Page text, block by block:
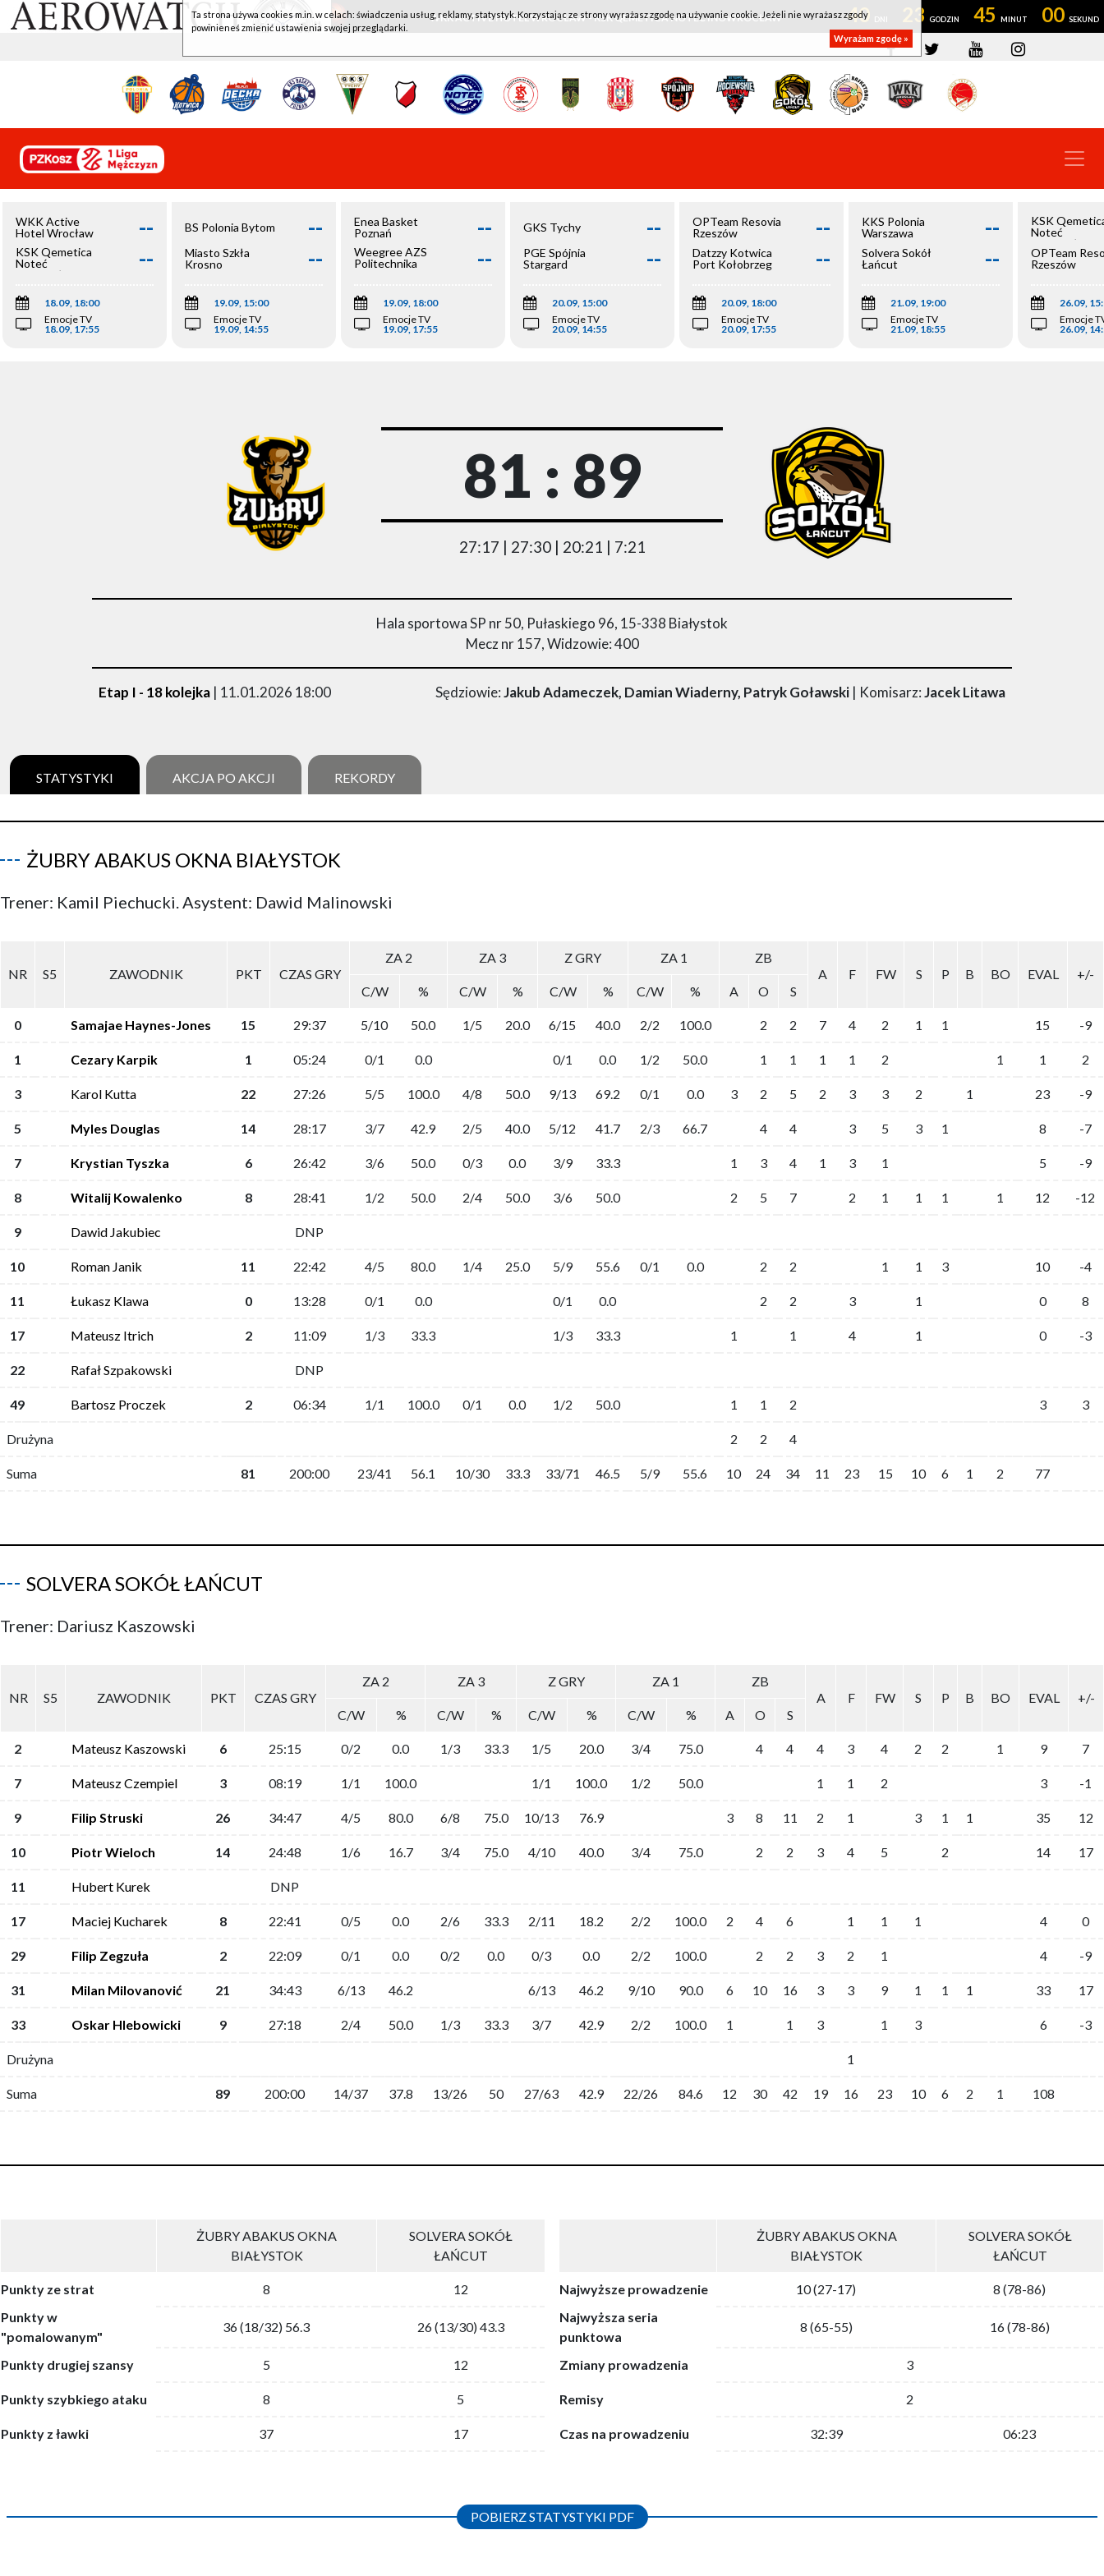
WKK ACTIVE HOTEL WROCŁAW - KSK QEMETICA NOTEĆ INOWROCŁAW 40 23 44 59
WKK Active
Hotel Wrocław
--
KSK Qemetica
Noteć
Inowrocław
--
18.09, 18:00
Emocje TV
18.09, 17:55
BS Polonia Bytom --
Miasto Szkła
Krosno
--
19.09, 15:00
Emocje TV
19.09, 14:55
Enea Basket
Poznań
--
Weegree AZS
Politechnika
--
19.09, 18:00
Emocje TV
19.09, 17:55
GKS Tychy --
PGE Spójnia
Stargard
--
20.09, 15:00
Emocje TV
20.09, 14:55
OPTeam Resovia
Rzeszów
--
Datzzy Kotwica
Port Kołobrzeg
--
20.09, 18:00
Emocje TV
20.09, 17:55
KKS Polonia
Warszawa
--
Solvera Sokół
Łańcut
--
21.09, 19:00
Emocje TV
21.09, 18:55
KSK
Noteć
Inowrocław
OPTeam
Rzeszów
26.09,
Emocje
26.09,
81 : 89
27:17 | 27:30 | 20:21 | 7:21
Hala sportowa SP nr 50, Pułaskiego 96, 15-338 Białystok
Mecz nr 157, Widzowie: 400
Etap I - 18 kolejka | 11.01.2026 18:00 Sędziowie:Jakub Adameczek, Damian Wiaderny, Patryk Goławski| Komisarz:Jacek Litawa
STATYSTYKI AKCJA PO AKCJI REKORDY
ŻUBRY ABAKUS OKNA BIAŁYSTOK
Trener: Kamil Piechucki. Asystent: Dawid Malinowski
NR S5 ZAWODNIK PKT CZAS GRY
ZA 2 ZA 3 Z GRY ZA 1
ZB
A
F FW S P B BO EVAL
+/-
C/W
% C/W % C/W % C/W % A O S
0 Samajae Haynes-Jones 15 29:37 5/10 50.0 1/5 20.0 6/15 40.0 2/2 100.0 2 2 7 4 2 1 1 15 -9
1 Cezary Karpik 1 05:24 0/1 0.0 0/1 0.0 1/2 50.0 1 1 1 1 2 1 1 2
3 Karol Kutta 22 27:26 5/5 100.0 4/8 50.0 9/13 69.2 0/1 0.0 3 2 5 2 3 3 2 1 23 -9
5 Myles Douglas 14 28:17 3/7 42.9 2/5 40.0 5/12 41.7 2/3 66.7 4 4 3 5 3 1 8 -7
7 Krystian Tyszka 6 26:42 3/6 50.0 0/3 0.0 3/9 33.3 1 3 4 1 3 1 5 -9
8 Witalij Kowalenko 8 28:41 1/2 50.0 2/4 50.0 3/6 50.0 2 5 7 2 1 1 1 1 12 -12
9 Dawid Jakubiec DNP
10 Roman Janik 11 22:42 4/5 80.0 1/4 25.0 5/9 55.6 0/1 0.0 2 2 1 1 3 10 -4
11 Łukasz Klawa 0 13:28 0/1 0.0 0/1 0.0 2 2 3 1 0 8
17 Mateusz Itrich 2 11:09 1/3 33.3 1/3 33.3 1 1 4 1 0 -3
22 Rafał Szpakowski DNP
49 Bartosz Proczek 2 06:34 1/1 100.0 0/1 0.0 1/2 50.0 1 1 2 3 3
Drużyna 2 2 4
Suma 81 200:00 23/41 56.1 10/30 33.3 33/71 46.5 5/9 55.6 10 24 34 11 23 15 10 6 1 2 77
SOLVERA SOKÓŁ ŁAŃCUT
Trener: Dariusz Kaszowski
NR S5 ZAWODNIK PKT CZAS GRY
ZA 2 ZA 3 Z GRY ZA 1
ZB
A
F FW S P B BO EVAL
+/-
C/W
% C/W % C/W % C/W % A O S
2 Mateusz Kaszowski 6 25:15 0/2 0.0 1/3 33.3 1/5 20.0 3/4 75.0 4 4 4 3 4 2 2 1 9 7
7 Mateusz Czempiel 3 08:19 1/1 100.0 1/1 100.0 1/2 50.0 1 1 2 3 -1
9 Filip Struski 26 34:47 4/5 80.0 6/8 75.0 10/13 76.9 3 8 11 2 1 3 1 1 35 12
10 Piotr Wieloch 14 24:48 1/6 16.7 3/4 75.0 4/10 40.0 3/4 75.0 2 2 3 4 5 2 14 17
11 Hubert Kurek DNP
17 Maciej Kucharek 8 22:41 0/5 0.0 2/6 33.3 2/11 18.2 2/2 100.0 2 4 6 1 1 1 4 0
29 Filip Zegzuła 2 22:09 0/1 0.0 0/2 0.0 0/3 0.0 2/2 100.0 2 2 3 2 1 4 -9
31 Milan Milovanović 21 34:43 6/13 46.2 6/13 46.2 9/10 90.0 6 10 16 3 3 9 1 1 1 33 17
33 Oskar Hlebowicki 9 27:18 2/4 50.0 1/3 33.3 3/7 42.9 2/2 100.0 1 1 3 1 3 6 -3
Drużyna 1
Suma 89 200:00 14/37 37.8 13/26 50 27/63 42.9 22/26 84.6 12 30 42 19 16 23 10 6 2 1 108
ŻUBRY ABAKUS OKNA
BIAŁYSTOK
SOLVERA SOKÓŁ
ŁAŃCUT
Punkty ze strat 8
12
Punkty w
"pomalowanym"
36 (18/32) 56.3 26 (13/30) 43.3
Punkty drugiej szansy 5 12
Punkty szybkiego ataku 8 5
Punkty z ławki 37 17
ŻUBRY ABAKUS OKNA
BIAŁYSTOK
SOLVERA SOKÓŁ
ŁAŃCUT
Najwyższe prowadzenie 10 (27-17)
8 (78-86)
Najwyższa seria
punktowa
8 (65-55) 16 (78-86)
Zmiany prowadzenia 3
Remisy 2
Czas na prowadzeniu 32:39 06:23
POBIERZ STATYSTYKI PDF
Ta strona używa cookies m.in. w celach: świadczenia usług, reklamy, statystyk. Korzystając ze strony wyrażasz zgodę na używanie cookie. Jeżeli nie wyrażasz zgody
powinieneś zmienić ustawienia swojej przeglądarki.
Wyrażam zgodę »